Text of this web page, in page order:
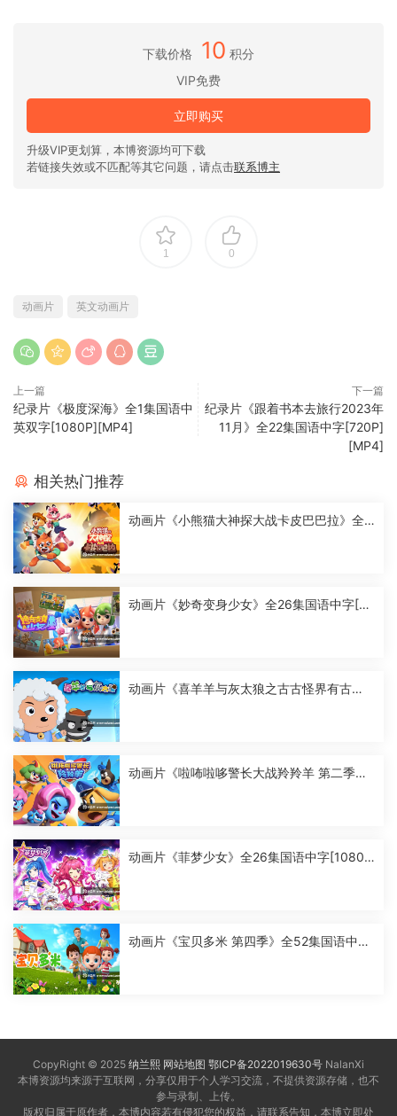
下载价格 10 积分
VIP免费
立即购买
升级VIP更划算，本博资源均可下载
若链接失效或不匹配等其它问题，请点击联系博主
1 0
动画片 英文动画片
上一篇
纪录片《极度深海》全1集国语中
英双字[1080P][MP4]
下一篇
纪录片《跟着书本去旅行2023年
11月》全22集国语中字[720P]
[MP4]
相关热门推荐
动画片《小熊猫大神探大战卡皮巴巴拉》全2
动画片《妙奇变身少女》全26集国语中字[10
动画片《喜羊羊与灰太狼之古古怪界有古
动画片《啦咘啦哆警长大战羚羚羊 第二季》
动画片《菲梦少女》全26集国语中字[1080
动画片《宝贝多米 第四季》全52集国语中字
CopyRight © 2025 纳兰熙 网站地图 鄂ICP备2022019630号 NalanXi
本博资源均来源于互联网，分享仅用于个人学习交流，不提供资源存储，也不
参与录制、上传。
版权归属于原作者，本博内容若有侵犯您的权益，请联系告知，本博立即处